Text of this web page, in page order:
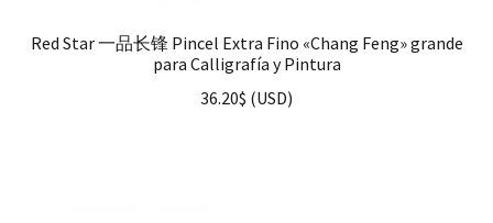
Red Star 一品长锋 Pincel Extra Fino «Chang Feng» grande
para Calligrafía y Pintura
36.20$ (USD)